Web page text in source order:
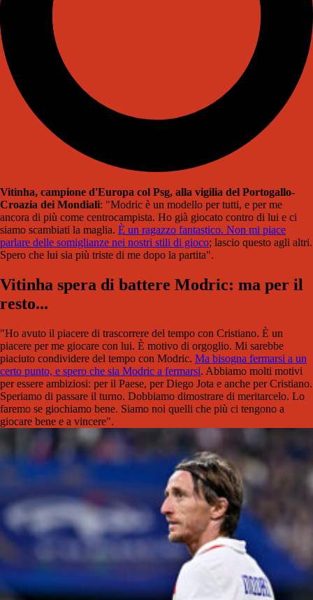
Vitinha, campione d'Europa col Psg, alla vigilia del Portogallo-
Croazia dei Mondiali: "Modric è un modello per tutti, e per me
ancora di più come centrocampista. Ho già giocato contro di lui e ci
siamo scambiati la maglia. È un ragazzo fantastico. Non mi piace
parlare delle somiglianze nei nostri stili di gioco; lascio questo agli altri.
Spero che lui sia più triste di me dopo la partita".
Vitinha spera di battere Modric: ma per il
resto...
"Ho avuto il piacere di trascorrere del tempo con Cristiano. È un
piacere per me giocare con lui. È motivo di orgoglio. Mi sarebbe
piaciuto condividere del tempo con Modric. Ma bisogna fermarsi a un
certo punto, e spero che sia Modric a fermarsi. Abbiamo molti motivi
per essere ambiziosi: per il Paese, per Diego Jota e anche per Cristiano.
Speriamo di passare il turno. Dobbiamo dimostrare di meritarcelo. Lo
faremo se giochiamo bene. Siamo noi quelli che più ci tengono a
giocare bene e a vincere".